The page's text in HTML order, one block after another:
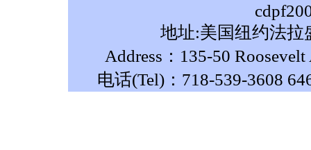
地址:美国纽约法拉
Address：135-50
电话(Tel)：718-539-3608